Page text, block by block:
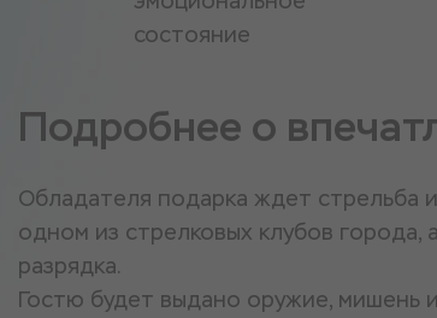
состояние
Подробнее о
Обладателя подарка ждет стрельба
одном из стрелковых клубов
разрядка.
Гостю будет выдано оружие, мишень